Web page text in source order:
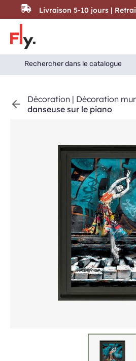
Passer au contenu
Search
for:
Search Button
Décoration | Décoration
danseuse sur le piano
Livraison 5-10 jours |